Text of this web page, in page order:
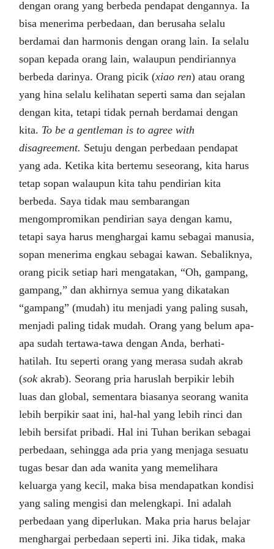
dengan orang yang berbeda pendapat dengannya. Ia
bisa menerima perbedaan, dan berusaha selalu
berdamai dan harmonis dengan orang lain. Ia selalu
sopan kepada orang lain, walaupun pendiriannya
berbeda darinya. Orang picik (xiao ren) atau orang
yang hina selalu kelihatan seperti sama dan sejalan
dengan kita, tetapi tidak pernah berdamai dengan
kita. To be a gentleman is to agree with
disagreement. Setuju dengan perbedaan pendapat
yang ada. Ketika kita bertemu seseorang, kita harus
tetap sopan walaupun kita tahu pendirian kita
berbeda. Saya tidak mau sembarangan
mengompromikan pendirian saya dengan kamu,
tetapi saya harus menghargai kamu sebagai manusia,
sopan menerima engkau sebagai kawan. Sebaliknya,
orang picik setiap hari mengatakan, “Oh, gampang,
gampang,” dan akhirnya semua yang dikatakan
“gampang” (mudah) itu menjadi yang paling susah,
menjadi paling tidak mudah. Orang yang belum apa-
apa sudah tertawa-tawa dengan Anda, berhati-
hatilah. Itu seperti orang yang merasa sudah akrab
(sok akrab). Seorang pria haruslah berpikir lebih
luas dan global, sementara biasanya seorang wanita
lebih berpikir saat ini, hal-hal yang lebih rinci dan
lebih bersifat pribadi. Hal ini Tuhan berikan sebagai
perbedaan, sehingga ada pria yang menjaga sesuatu
tugas besar dan ada wanita yang memelihara
keluarga yang kecil, maka bisa mendapatkan kondisi
yang saling mengisi dan melengkapi. Ini adalah
perbedaan yang diperlukan. Maka pria harus belajar
menghargai perbedaan seperti ini. Jika tidak, maka